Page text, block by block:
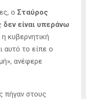
ο Σταύρος
είναι υπεράνω
κυβερνητική
αυτό το είπε ο
ανέφερε
πήγαν στους